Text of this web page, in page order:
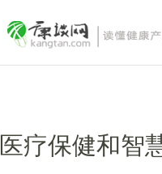
医疗保健和智